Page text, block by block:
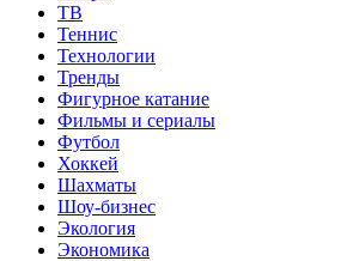
ТВ
Теннис
Технологии
Тренды
Фигурное катание
Фильмы и сериалы
Футбол
Хоккей
Шахматы
Шоу-бизнес
Экология
Экономика